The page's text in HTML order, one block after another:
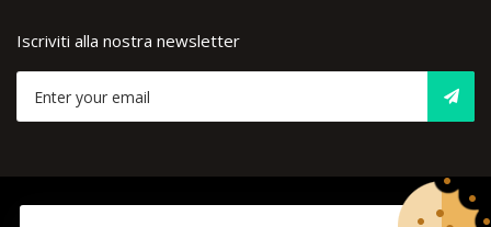
Iscriviti alla nostra newsletter